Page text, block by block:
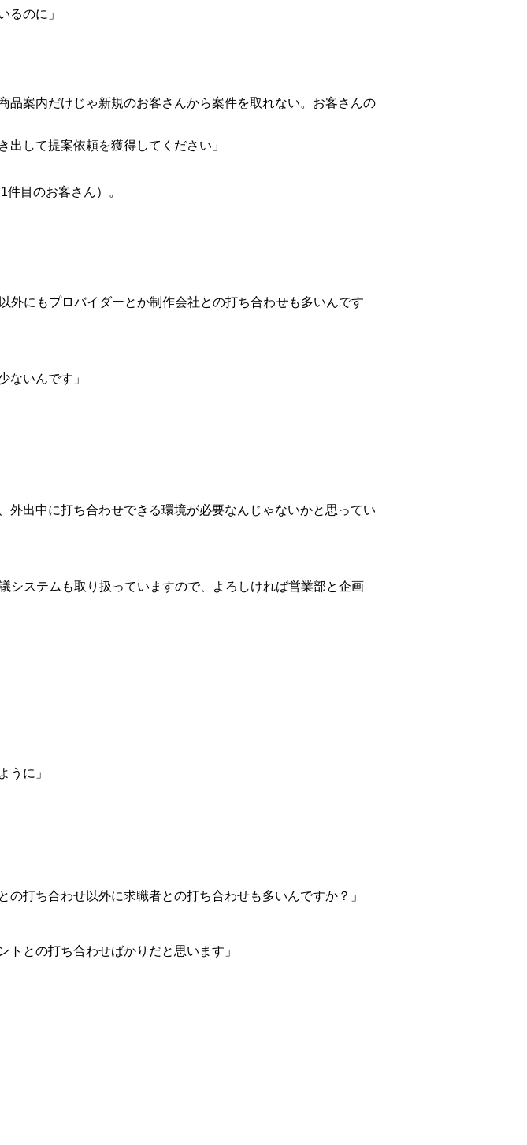
るのに」
品案内だけじゃ新規のお客さんから案件を取れない。お客さんの
出して提案依頼を獲得してください」
目のお客さん）。
外にもプロバイダーとか制作会社との打ち合わせも多いんです
ないんです」
外出中に打ち合わせできる環境が必要なんじゃないかと思ってい
システムも取り扱っていますので、よろしければ営業部と企画
うに」
打ち合わせ以外に求職者との打ち合わせも多いんですか？」
トとの打ち合わせばかりだと思います」